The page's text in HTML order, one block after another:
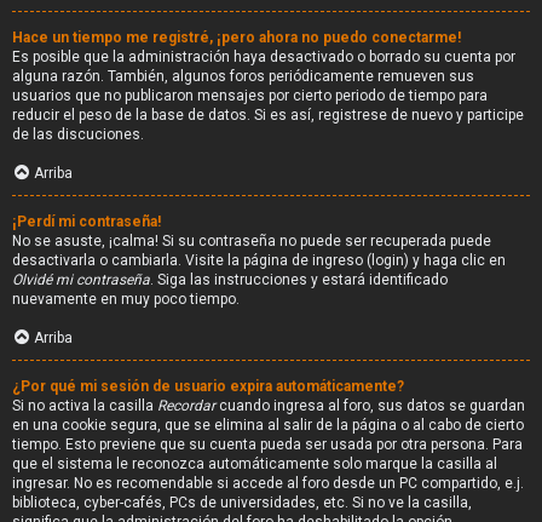
Hace un tiempo me registré, ¡pero ahora no puedo conectarme!
Es posible que la administración haya desactivado o borrado su cuenta por
alguna razón. También, algunos foros periódicamente remueven sus
usuarios que no publicaron mensajes por cierto periodo de tiempo para
reducir el peso de la base de datos. Si es así, registrese de nuevo y participe
de las discuciones.
Arriba
¡Perdí mi contraseña!
No se asuste, ¡calma! Si su contraseña no puede ser recuperada puede
desactivarla o cambiarla. Visite la página de ingreso (login) y haga clic en
Olvidé mi contraseña. Siga las instrucciones y estará identificado
nuevamente en muy poco tiempo.
Arriba
¿Por qué mi sesión de usuario expira automáticamente?
Si no activa la casilla Recordarcuando ingresa al foro, sus datos se guardan
en una cookie segura, que se elimina al salir de la página o al cabo de cierto
tiempo. Esto previene que su cuenta pueda ser usada por otra persona. Para
que el sistema le reconozca automáticamente solo marque la casilla al
ingresar. No es recomendable si accede al foro desde un PC compartido, e.j.
biblioteca, cyber-cafés, PCs de universidades, etc. Si no ve la casilla,